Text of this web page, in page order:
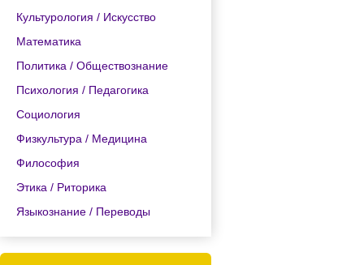
Культурология / Искусство
Математика
Политика / Обществознание
Психология / Педагогика
Социология
Физкультура / Медицина
Философия
Этика / Риторика
Языкознание / Переводы